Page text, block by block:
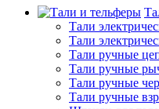
Тали
Тали
Тали ручные
Тали ручные
Тали ручные
Тали ручные